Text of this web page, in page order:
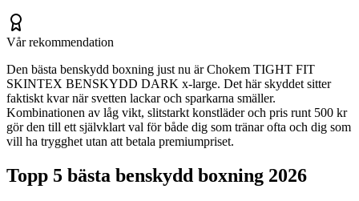
Vår rekommendation
Den bästa benskydd boxning just nu är Chokem TIGHT FIT
SKINTEX BENSKYDD DARK x-large. Det här skyddet sitter
faktiskt kvar när svetten lackar och sparkarna smäller.
Kombinationen av låg vikt, slitstarkt konstläder och pris runt 500 kr
gör den till ett självklart val för både dig som tränar ofta och dig som
vill ha trygghet utan att betala premiumpriset.
Topp 5 bästa benskydd boxning 2026